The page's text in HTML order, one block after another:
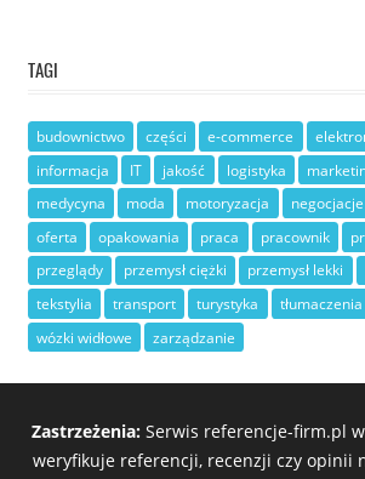
TAGI
budownictwo części e-commerce
informacja
IT jakość logistyka
medycyna
moda motoryzacja negocjacje
oferta
opakowania praca pracownik
przeglądy
przemysł ciężki przemysł lekki
tekstylia
transport turystyka tłumaczenia
wózki widłowe
zarządzanie
Zastrzeżenia:Serwis referencje-firm.pl
weryfikuje referencji, recenzji czy opinii